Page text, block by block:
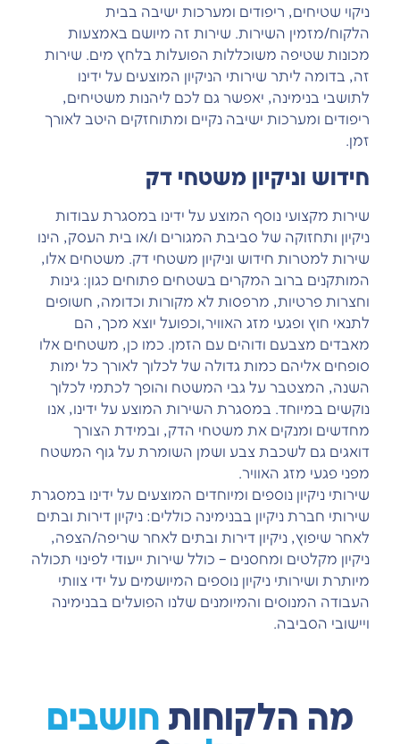
ניקוי שטיחים, ריפודים ומערכות ישיבה בבית
הלקוח/מזמין השירות. שירות זה מיושם באמצעות
מכונות שטיפה משוכללות הפועלות בלחץ מים. שירות
זה, בדומה ליתר שירותי הניקיון המוצעים על ידינו
לתושבי בנימינה, יאפשר גם לכם ליהנות משטיחים,
ריפודים ומערכות ישיבה נקיים ומתוחזקים היטב לאורך
זמן.
חידוש וניקיון משטחי דק
שירות מקצועי נוסף המוצע על ידינו במסגרת עבודות
ניקיון ותחזוקה של סביבת המגורים ו/או בית העסק, הינו
שירות למטרות חידוש וניקיון משטחי דק. משטחים אלו,
המותקנים ברוב המקרים בשטחים פתוחים כגון: גינות
וחצרות פרטיות, מרפסות לא מקורות וכדומה, חשופים
לתנאי חוץ ופגעי מזג האוויר,וכפועל יוצא מכך, הם
מאבדים מצבעם ודוהים עם הזמן. כמו כן, משטחים אלו
סופחים אליהם כמות גדולה של לכלוך לאורך כל ימות
השנה, המצטבר על גבי המשטח והופך לכתמי לכלוך
נוקשים במיוחד. במסגרת השירות המוצע על ידינו, אנו
מחדשים ומנקים את משטחי הדק, ובמידת הצורך
דואגים גם לשכבת צבע ושמן השומרת על גוף המשטח
מפני פגעי מזג האוויר.
שירותי ניקיון נוספים ומיוחדים המוצעים על ידינו במסגרת
שירותי חברת ניקיון בבנימינה כוללים: ניקיון דירות ובתים
לאחר שיפוץ, ניקיון דירות ובתים לאחר שריפה/הצפה,
ניקיון מקלטים ומחסנים – כולל שירות ייעודי לפינוי תכולה
מיותרת ושירותי ניקיון נוספים המיושמים על ידי צוותי
העבודה המנוסים והמיומנים שלנו הפועלים בבנימינה
ויישובי הסביבה.
מה הלקוחות חושבים